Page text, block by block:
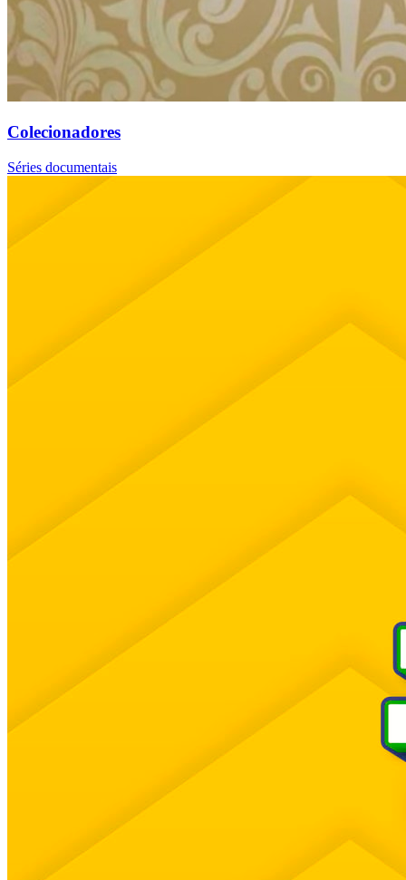
Colecionadores
Séries documentais